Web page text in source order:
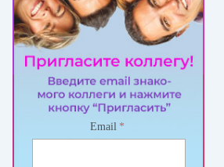
Email *